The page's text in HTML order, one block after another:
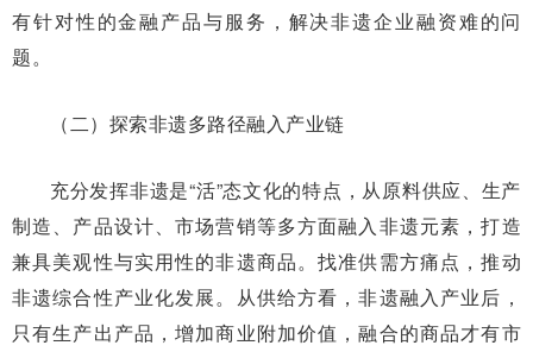
有针对性的金融产品与服务，解决非遗企业融资难的问
题。
（二）探索非遗多路径融入产业链
充分发挥非遗是“活”态文化的特点，从原料供应、生产
制造、产品设计、市场营销等多方面融入非遗元素，打造
兼具美观性与实用性的非遗商品。找准供需方痛点，推动
非遗综合性产业化发展。从供给方看，非遗融入产业后，
只有生产出产品，增加商业附加价值，融合的商品才有市